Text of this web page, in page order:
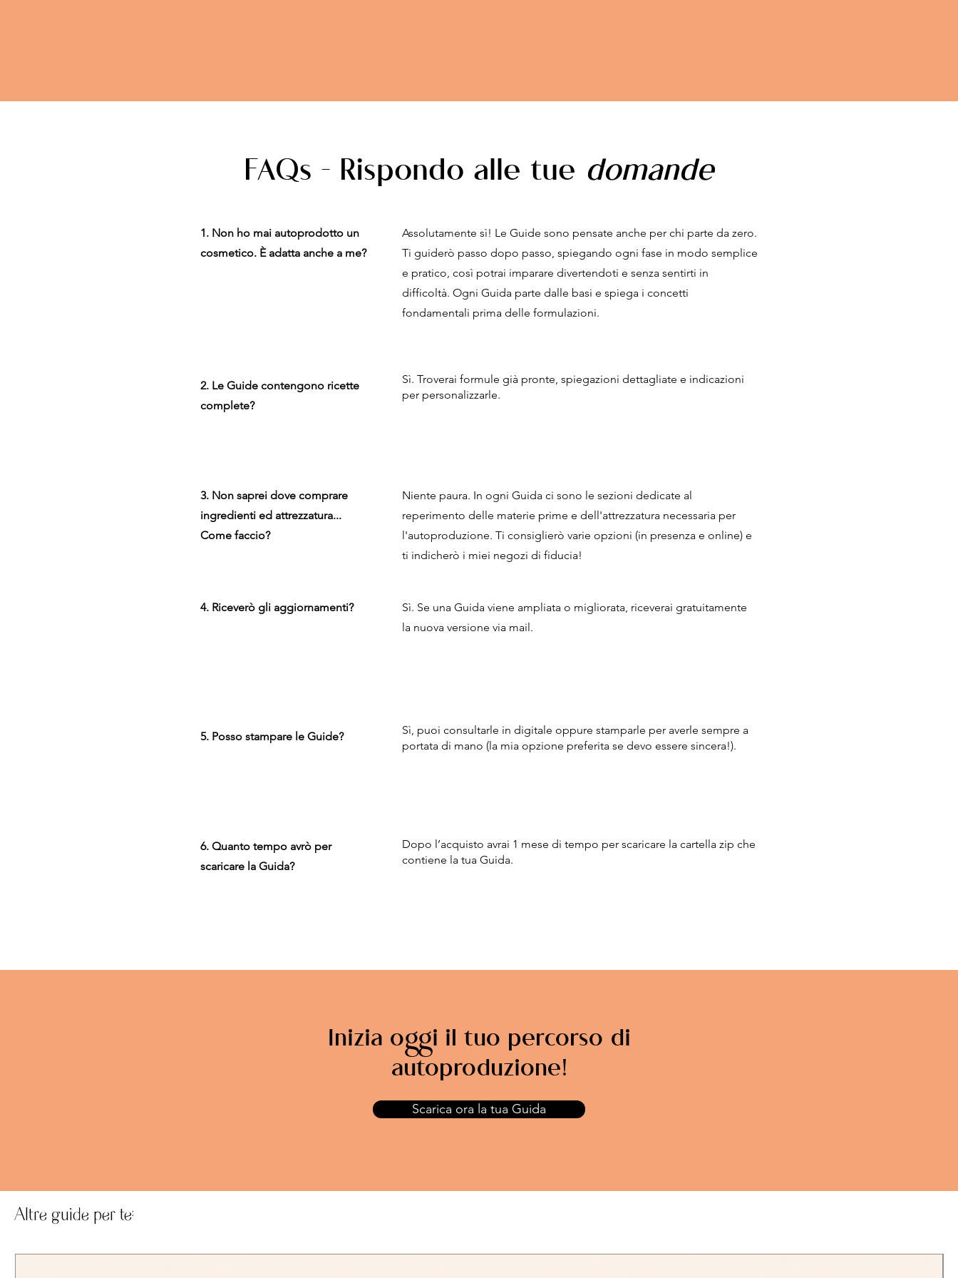
FAQs - Rispondo alle tue domande
1. Non ho mai autoprodotto un
cosmetico. È adatta anche a me?
Assolutamente sì! Le Guide sono pensate anche per chi parte da zero.
Ti guiderò passo dopo passo, spiegando ogni fase in modo semplice
e pratico, così potrai imparare divertendoti e senza sentirti in
difficoltà. Ogni Guida parte dalle basi e spiega i concetti
fondamentali prima delle formulazioni.
2. Le Guide contengono ricette
complete?
Sì. Troverai formule già pronte, spiegazioni dettagliate e indicazioni
per personalizzarle.
3. Non saprei dove comprare
ingredienti ed attrezzatura...
Come faccio?
Niente paura. In ogni Guida ci sono le sezioni dedicate al
reperimento delle materie prime e dell'attrezzatura necessaria per
l'autoproduzione. Ti consiglierò varie opzioni (in presenza e online) e
ti indicherò i miei negozi di fiducia!
4. Riceverò gli aggiornamenti?
Sì. Se una Guida viene ampliata o migliorata, riceverai gratuitamente
la nuova versione via mail.
5. Posso stampare le Guide?
Sì, puoi consultarle in digitale oppure stamparle per averle sempre a
portata di mano (la mia opzione preferita se devo essere sincera!).
6. Quanto tempo avrò per
scaricare la Guida?
Dopo l’acquisto avrai 1 mese di tempo per scaricare la cartella zip che
contiene la tua Guida.
Inizia oggi il tuo percorso di
autoproduzione!
Scarica ora la tua Guida
Altre guide per te: